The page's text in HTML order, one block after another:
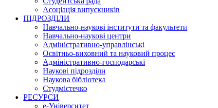
Асоціація випускників
ПІДРОЗДІЛИ
Навчально-наукові інститути та факультети
Навчально-наукові центри
Адміністративно-управлінські
Освітньо-виховний та науковий процес
Адміністративно-господарські
Наукові підрозділи
Наукова бібліотека
Студмістечко
РЕСУРСИ
е-Університет